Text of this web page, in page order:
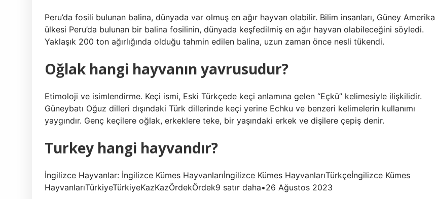
Peru’da fosili bulunan balina, dünyada var olmuş en ağır hayvan olabilir. Bilim insanları, Güney Amerika
ülkesi Peru’da bulunan bir balina fosilinin, dünyada keşfedilmiş en ağır hayvan olabileceğini söyledi.
Yaklaşık 200 ton ağırlığında olduğu tahmin edilen balina, uzun zaman önce nesli tükendi.
Oğlak hangi hayvanın yavrusudur?
Etimoloji ve isimlendirme. Keçi ismi, Eski Türkçede keçi anlamına gelen “Eçkü” kelimesiyle ilişkilidir.
Güneybatı Oğuz dilleri dışındaki Türk dillerinde keçi yerine Echku ve benzeri kelimelerin kullanımı
yaygındır. Genç keçilere oğlak, erkeklere teke, bir yaşındaki erkek ve dişilere çepiş denir.
Turkey hangi hayvandır?
İngilizce Hayvanlar: İngilizce Kümes Hayvanlarıİngilizce Kümes HayvanlarıTürkçeİngilizce Kümes
HayvanlarıTürkiyeTürkiyeKazKazÖrdekÖrdek9 satır daha•26 Ağustos 2023